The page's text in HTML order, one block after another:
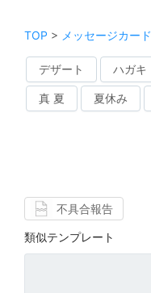
TOP > メッセージカード
デザート ハガキ
真 夏 夏休み
不具合報告
類似テンプレート